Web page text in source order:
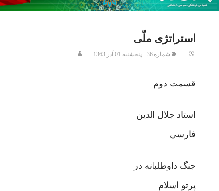
استراتژی ملّی
شماره 36 - پنجشنبه 01 آذر 1363
قسمت دوم
استاد جلال الدین
فارسی
جنگ داوطلبانه در
پرتو اسلام